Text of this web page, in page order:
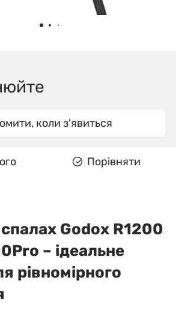
коли з'явиться
Порівняти
Godox R1200
– ідеальне
рівномірного